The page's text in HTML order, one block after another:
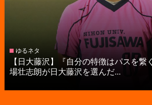
ゆるネタ
【日大藤沢】『自分の特徴はパスを
場壮志朗が日大藤沢を選んだ...